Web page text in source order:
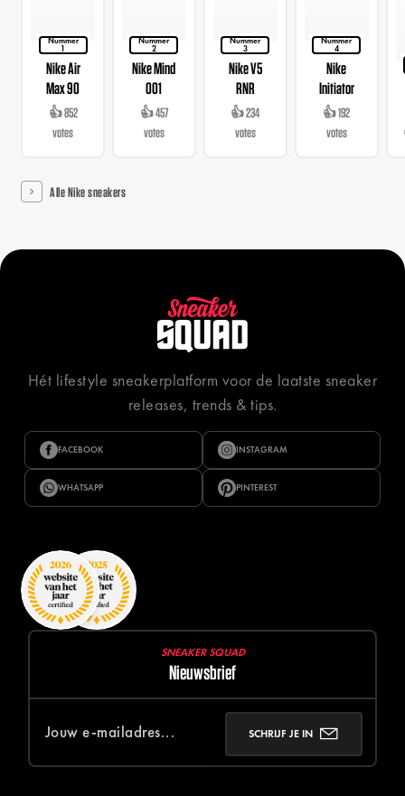
Nummer
1
Nike Air
Max 90
👍 852
votes
Nummer
2
Nike Mind
001
👍 457
votes
Nummer
3
Nike V5
RNR
👍 234
votes
Nummer
4
Nike
Initiator
👍 192
votes
Alle Nike sneakers
Hét lifestyle sneakerplatform voor de laatste sneaker
releases, trends & tips.
FACEBOOK INSTAGRAM
WHATSAPP PINTEREST
SNEAKER SQUAD
Nieuwsbrief
SCHRIJF JE IN